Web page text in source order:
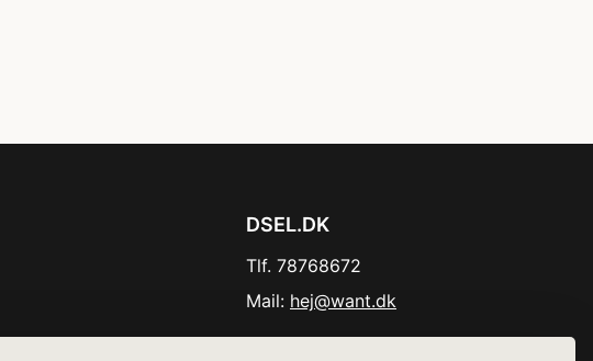
DSEL.DK
Tlf. 78768672
Mail: hej@want.dk